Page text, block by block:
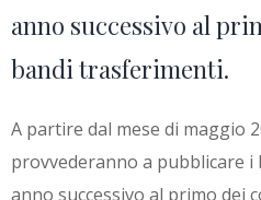
anno successivo al
bandi trasferimenti.
A partire dal mese di maggio
provvederanno a pubblicare i
anno successivo al primo dei